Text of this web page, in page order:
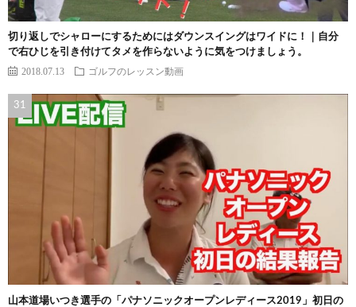
切り返しでシャローにするためにはダウンスイングはワイドに！｜自分
で右ひじを引き付けてタメを作らないように気をつけましょう。
2018.07.13 ゴルフのレッスン動画
山本道場いつき選手の「パナソニックオープンレディース2019」初日の